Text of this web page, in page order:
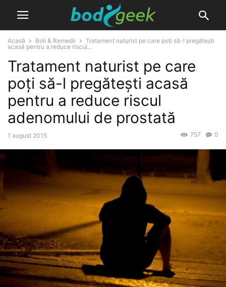
Acasă Boli & Remedii
Tratament naturist pe care poți să-l pregătești
acasă pentru a reduce riscul...
Tratament naturist pe care
poți să-l pregătești acasă
pentru a reduce riscul
adenomului de prostată
1 august 2015 0
757